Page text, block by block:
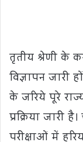
तृतीय श्रेणी के
विज्ञापन
के जरिये पूरे
प्रक्रिया जारी
परीक्षाओं में